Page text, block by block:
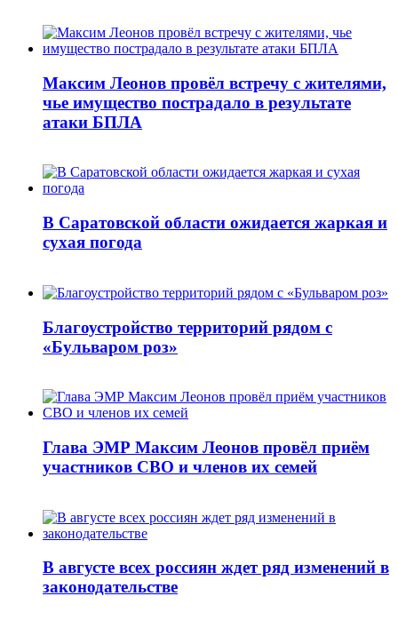
Максим Леонов провёл встречу с жителями,
чье имущество пострадало в результате
атаки БПЛА
В Саратовской области ожидается жаркая и
сухая погода
Благоустройство территорий рядом с
«Бульваром роз»
Глава ЭМР Максим Леонов провёл приём
участников СВО и членов их семей
В августе всех россиян ждет ряд изменений в
законодательстве